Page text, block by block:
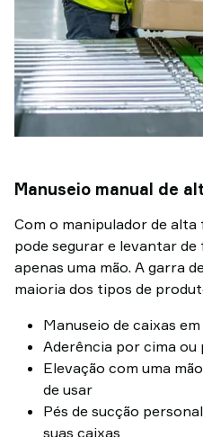
Manuseio manual de
Com o manipulador de alta
pode segurar e levantar
apenas uma mão. A garra
maioria dos tipos de
Manuseio de caixas
Aderência por cima ou
Elevação com uma
de usar
Pés de sucção
suas caixas